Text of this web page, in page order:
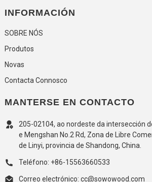
INFORMACIÓN
SOBRE NÓS
Produtos
Novas
Contacta Connosco
MANTERSE EN CONTACTO
205-02104, ao nordeste da intersección
e Mengshan No.2 Rd, Zona de Libre
de Linyi, provincia de Shandong, China.
Teléfono: +86-15563660533
Correo electrónico: cc@sowowood.com